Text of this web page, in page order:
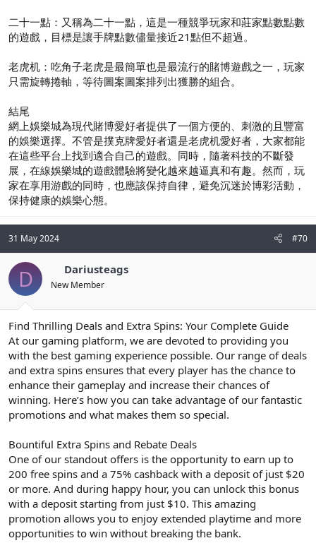
二十一點：又稱為二十一點，這是一種競爭玩家和莊家點數點數
的遊戲，目標是讓手牌點數儘量接近21點但不超過。
老虎机：吃角子老虎是最簡單也是最流行的賭博遊戲之一，玩家
只需旋轉捲軸，等待圖案圖案排列出獲勝的組合。
結尾
網上娛樂城為現代賭博愛好者提供了一個方便的、刺激的且豐富
的娛樂選擇。不管是撲克牌愛好者還是老虎机愛好者，大家都能
在這些平台上找到適合自己的遊戲。同時，隨著科技的不斷發
展，在線娛樂城的遊戲體驗將變化越來越逼真和有趣。然而，玩
家在享用游戲的同時，也應該保持自律，避免沉迷於博彩活動，
保持健康的娛樂心態。
31 May 2024 #70
D Dariusteags
New Member
Find Thrilling Deals and Extra Spins: Your Complete Guide
At our gaming platform, we are devoted to providing you
with the best gaming experience possible. Our range of deals
and extra spins ensures that every player has the chance to
enhance their gameplay and increase their chances of
winning. Here’s how you can take advantage of our fantastic
promotions and what makes them so special.
Bountiful Extra Spins and Rebate Deals
One of our standout offers is the opportunity to earn up to
200 free spins and a 75% cashback with a deposit of just $20
or more. And during happy hour, you can unlock this bonus
with a deposit starting from just $10. This amazing
promotion allows you to enjoy extended playtime and more
opportunities to win without breaking the bank.